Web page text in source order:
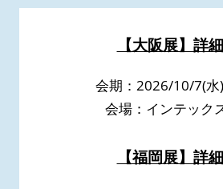
【大阪展】詳
会期：2026/10/7(水
会場：インテック
【福岡展】詳